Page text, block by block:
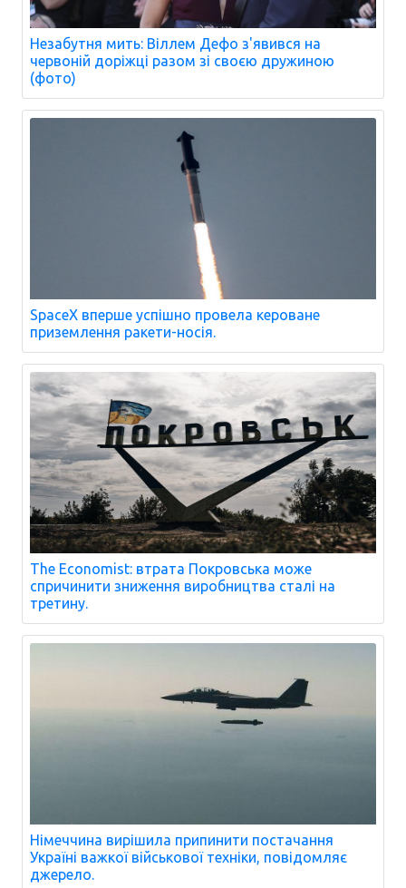
Незабутня мить: Віллем Дефо з'явився на
червоній доріжці разом зі своєю дружиною
(фото)
SpaceX вперше успішно провела кероване
приземлення ракети-носія.
The Economist: втрата Покровська може
спричинити зниження виробництва сталі на
третину.
Німеччина вирішила припинити постачання
Україні важкої військової техніки, повідомляє
джерело.